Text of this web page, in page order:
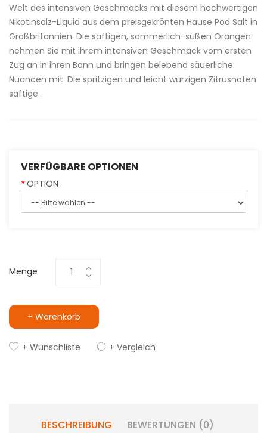
Welt des intensiven Geschmacks mit diesem hochwertigen
Nikotinsalz-Liquid aus dem preisgekrönten Hause Pod Salt in
Großbritannien. Die saftigen, sommerlich-süßen Orangen
nehmen Sie mit ihrem intensiven Geschmack vom ersten
Zug an in ihren Bann und bringen belebend säuerliche
Nuancen mit. Die spritzigen und leicht würzigen Zitrusnoten
saftige..
VERFÜGBARE OPTIONEN
OPTION
Menge
+ Warenkorb
+ Wunschliste + Vergleich
BESCHREIBUNG BEWERTUNGEN (0)